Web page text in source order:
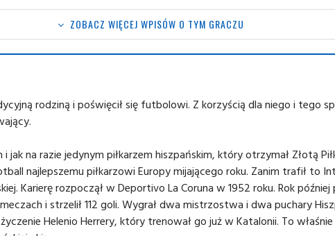
ZOBACZ WIĘCEJ WPISÓW O TYM GRACZU
rodziną i poświęcił się futbolowi. Z korzyścią dla niego i tego
jak na razie jedynym piłkarzem hiszpańskim, który otrzymał Złotą
najlepszemu piłkarzowi Europy mijającego roku. Zanim trafił to
Karierę rozpoczął w Deportivo La Coruna w 1952 roku. Rok później
i strzelił 112 goli. Wygrał dwa mistrzostwa i dwa puchary
Helenio Herrery, który trenował go już w Katalonii. To